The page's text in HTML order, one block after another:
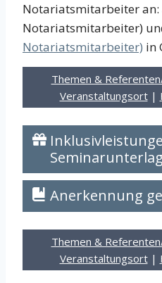
Notariatsmitarbeiter an:
Notariatsmitarbeiter)
Notariatsmitarbeiter) in
Themen &
Veranstaltungsort|
Anerkennung
Themen &
Veranstaltungsort|